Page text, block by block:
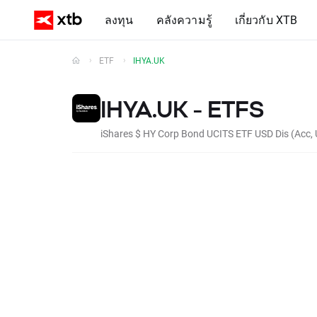
ลงทุน คลังความรู้ เกี่ยวกับ XTB
ETF IHYA.UK
IHYA.UK - ETFS
iShares $ HY Corp Bond UCITS ETF USD Dis (Acc,